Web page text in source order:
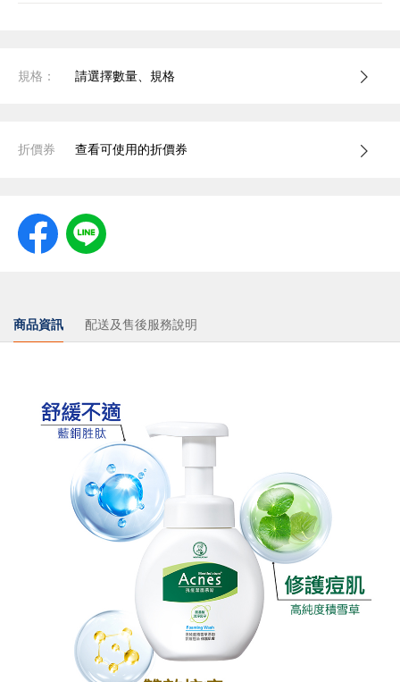
規格： 請選擇數量、規格
折價券 查看可使用的折價券
商品資訊 配送及售後服務說明